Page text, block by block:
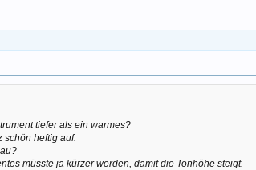
tiefer als ein warmes?
schön heftig auf.
müsste ja kürzer werden, damit die Tonhöhe steigt.